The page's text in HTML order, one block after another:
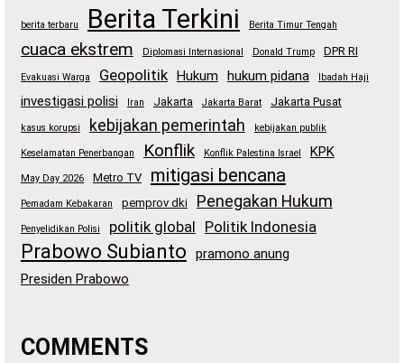
berita terbaru Berita Terkini Berita Timur Tengah
cuaca ekstrem Diplomasi Internasional Donald Trump DPR RI
Evakuasi Warga Geopolitik Hukum hukum pidana Ibadah Haji
investigasi polisi Iran Jakarta Jakarta Barat Jakarta Pusat
kasus korupsi kebijakan pemerintah kebijakan publik
Keselamatan Penerbangan Konflik Konflik Palestina Israel KPK
May Day 2026 Metro TV mitigasi bencana
Pemadam Kebakaran pemprov dki Penegakan Hukum
Penyelidikan Polisi politik global Politik Indonesia
Prabowo Subianto
pramono anung
Presiden Prabowo
COMMENTS